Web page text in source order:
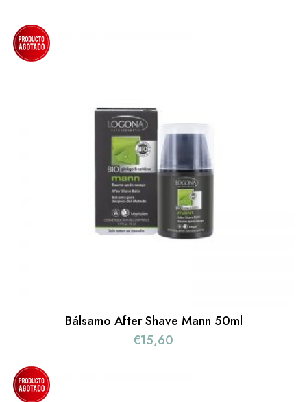
Bálsamo After Shave Mann 50ml
€15,60